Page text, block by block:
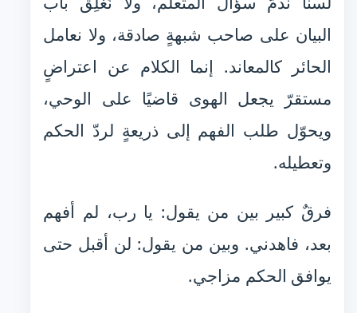
البيان على صاحب شبهةٍ صادقة، ولا نعامل
الحائر كالمعاند. إنما الكلام عن اعتراضٍ
مستقرّ يجعل الهوى قاضيًا على الوحي،
ويحوّل طلب الفهم إلى ذريعةٍ لردّ الحكم
وتعطيله.
فرقٌ كبير بين من يقول: يا رب، لم أفهم
بعد، فاهدني. وبين من يقول: لن أقبل حتى
يوافق الحكم مزاجي.